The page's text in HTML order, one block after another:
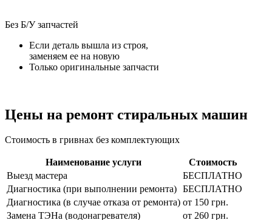
заменяем ее на новую
Только оригинальные запчасти
Выезд мастера
БЕСПЛАТНО
Диагностика (при выполнении ремонта)
БЕСПЛАТНО
Диагностика (в случае отказа от ремонта) от 150 грн.
Замена ТЭНа (водонагревателя)
от 260 грн.